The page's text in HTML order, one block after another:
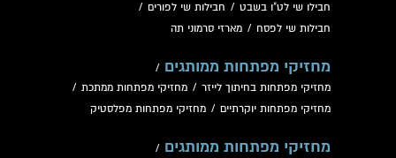
חבילו שי לט"ו בשבט / חבילות שי לפורים /
חבילות שי לפסח / מארזי סרמוני תה
מחזיקי מפתחות ממותגים /
מחזיקי מפתחות בחיתוך לייזר / מחזיקי מפתחות ממתכת /
מחזיקי מפתחות יוקרתיים / מחזיקי מפתחות מפלסטיק
מחזיקי מפתחות ממותגים /